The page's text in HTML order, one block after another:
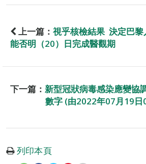
上一篇： 視乎核檢結果 決定巴
能否明（20）日完成醫觀期
下一篇： 新型冠狀病毒感染應變協
數字 (由2022年07月19
列印本頁